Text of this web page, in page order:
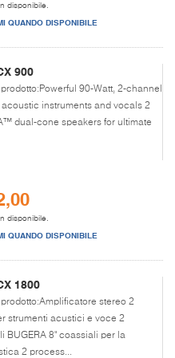
disponibile.
QUANDO DISPONIBILE
900
90-Watt, 2-channel
instruments and vocals 2
dual-cone speakers for ultimate
disponibile.
QUANDO DISPONIBILE
1800
stereo 2
strumenti acustici e voce 2
BUGERA 8" coassiali per la
2 process...